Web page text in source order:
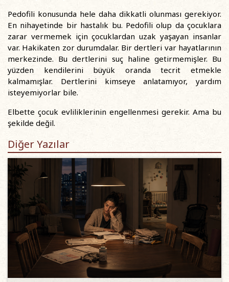
Pedofili konusunda hele daha dikkatli olunması gerekiyor.
En nihayetinde bir hastalık bu. Pedofili olup da çocuklara
zarar vermemek için çocuklardan uzak yaşayan insanlar
var. Hakikaten zor durumdalar. Bir dertleri var hayatlarının
merkezinde. Bu dertlerini suç haline getirmemişler. Bu
yüzden kendilerini büyük oranda tecrit etmekle
kalmamışlar. Dertlerini kimseye anlatamıyor, yardım
isteyemiyorlar bile.
Elbette çocuk evliliklerinin engellenmesi gerekir. Ama bu
şekilde değil.
Diğer Yazılar